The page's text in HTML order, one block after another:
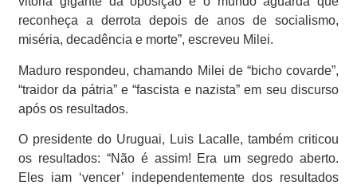
reconheça a derrota depois de anos de socialismo,
miséria, decadência e morte”, escreveu Milei.
Maduro respondeu, chamando Milei de “bicho covarde”,
“traidor da pátria” e “fascista e nazista” em seu discurso
após os resultados.
O presidente do Uruguai, Luis Lacalle, também criticou
os resultados: “Não é assim! Era um segredo aberto.
Eles iam ‘vencer’ independentemente dos resultados